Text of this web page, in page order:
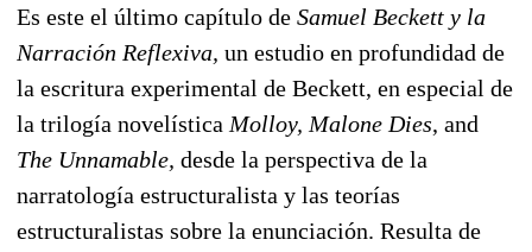
Es este el último capítulo de Samuel Beckett y la
Narración Reflexiva, un estudio en profundidad de
la escritura experimental de Beckett, en especial de
la trilogía novelística Molloy, Malone Dies, and
The Unnamable, desde la perspectiva de la
narratología estructuralista y las teorías
estructuralistas sobre la enunciación. Resulta de